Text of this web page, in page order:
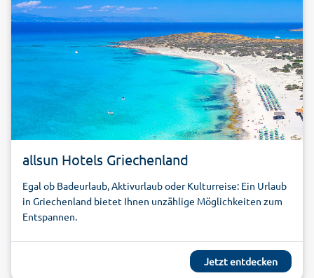
allsun Hotels Griechenland
Egal ob Badeurlaub, Aktivurlaub oder Kulturreise: Ein Urlaub
in Griechenland bietet Ihnen unzählige Möglichkeiten zum
Entspannen.
Jetzt entdecken